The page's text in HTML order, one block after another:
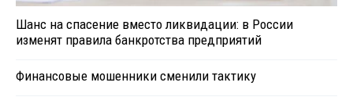
Шанс на спасение вместо ликвидации: в России
изменят правила банкротства предприятий
Финансовые мошенники сменили тактику